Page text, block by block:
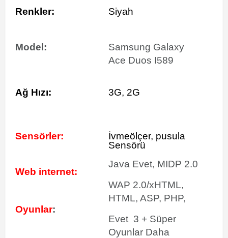
Renkler:
Model:
Siyah
Samsung Galaxy
Ace Duos I589
Ağ Hızı: 3G, 2G
Sensörler:
Web internet:
Oyunlar:
İvmeölçer, pusula
Sensörü
Java Evet, MIDP 2.0
WAP 2.0/xHTML,
HTML, ASP, PHP,
Evet 3 + Süper
Oyunlar Daha